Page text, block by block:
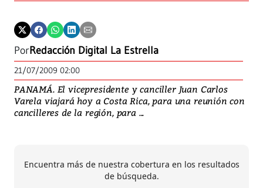
PorRedacción Digital La Estrella
21/07/2009 02:00
PANAMÁ. El vicepresidente y canciller Juan Carlos
Varela viajará hoy a Costa Rica, para una reunión con
cancilleres de la región, para ...
Encuentra más de nuestra cobertura en los resultados
de búsqueda.